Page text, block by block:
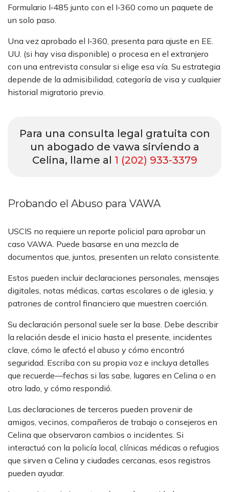
Formulario I‑485 junto con el I‑360 como un paquete de
un solo paso.
Una vez aprobado el I‑360, presenta para ajuste en EE.
UU. (si hay visa disponible) o procesa en el extranjero
con una entrevista consular si elige esa vía. Su estrategia
depende de la admisibilidad, categoría de visa y cualquier
historial migratorio previo.
Para una consulta legal gratuita con
un abogado de vawa sirviendo a
Celina, llame al 1 (202) 933-3379
Probando el Abuso para VAWA
USCIS no requiere un reporte policial para aprobar un
caso VAWA. Puede basarse en una mezcla de
documentos que, juntos, presenten un relato consistente.
Estos pueden incluir declaraciones personales, mensajes
digitales, notas médicas, cartas escolares o de iglesia, y
patrones de control financiero que muestren coerción.
Su declaración personal suele ser la base. Debe describir
la relación desde el inicio hasta el presente, incidentes
clave, cómo le afectó el abuso y cómo encontró
seguridad. Escriba con su propia voz e incluya detalles
que recuerde—fechas si las sabe, lugares en Celina o en
otro lado, y cómo respondió.
Las declaraciones de terceros pueden provenir de
amigos, vecinos, compañeros de trabajo o consejeros en
Celina que observaron cambios o incidentes. Si
interactuó con la policía local, clínicas médicas o refugios
que sirven a Celina y ciudades cercanas, esos registros
pueden ayudar.